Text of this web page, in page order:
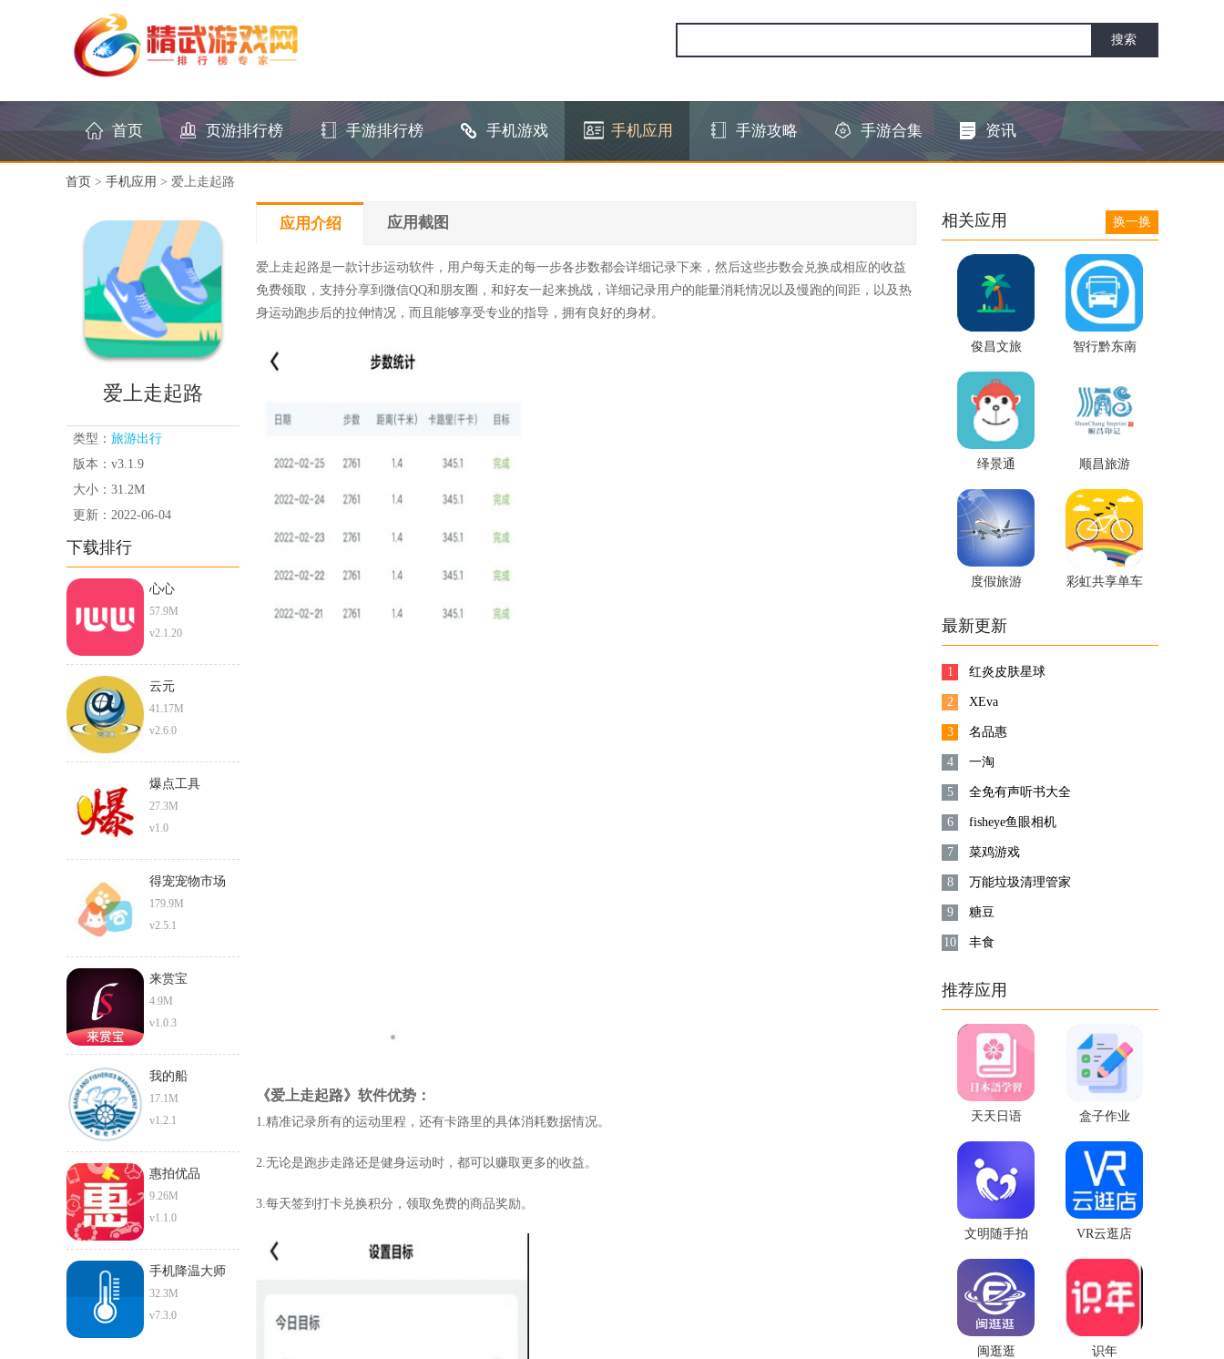
首页 页游排行榜 手游排行榜 手机游戏 手机应用 手游攻略 手游合集 资讯
首页 > 手机应用 > 爱上走起路
爱上走起路
类型： 旅游出行
版本：v3.1.9
大小：31.2M
更新：2022-06-04
下载排行
心心
57.9M
v2.1.20
云元
41.17M
v2.6.0
爆点工具
27.3M
v1.0
得宠宠物市场
179.9M
v2.5.1
来赏宝
4.9M
v1.0.3
我的船
17.1M
v1.2.1
惠拍优品
9.26M
v1.1.0
手机降温大师
32.3M
v7.3.0
应用介绍 应用截图
爱上走起路是一款计步运动软件，用户每天走的每一步各步数都会详细记录下来，然后这些步数会兑换成相应的收益
免费领取，支持分享到微信QQ和朋友圈，和好友一起来挑战，详细记录用户的能量消耗情况以及慢跑的间距，以及热
身运动跑步后的拉伸情况，而且能够享受专业的指导，拥有良好的身材。
《爱上走起路》软件优势：
1.精准记录所有的运动里程，还有卡路里的具体消耗数据情况。
2.无论是跑步走路还是健身运动时，都可以赚取更多的收益。
3.每天签到打卡兑换积分，领取免费的商品奖励。
相关应用 换一换
俊昌文旅 智行黔东南
绎景通 顺昌旅游
度假旅游 彩虹共享单车
最新更新
1 红炎皮肤星球
2 XEva
3 名品惠
4 一淘
5 全免有声听书大全
6 fisheye鱼眼相机
7 菜鸡游戏
8 万能垃圾清理管家
9 糖豆
10 丰食
推荐应用
天天日语 盒子作业
文明随手拍 VR云逛店
闽逛逛 识年